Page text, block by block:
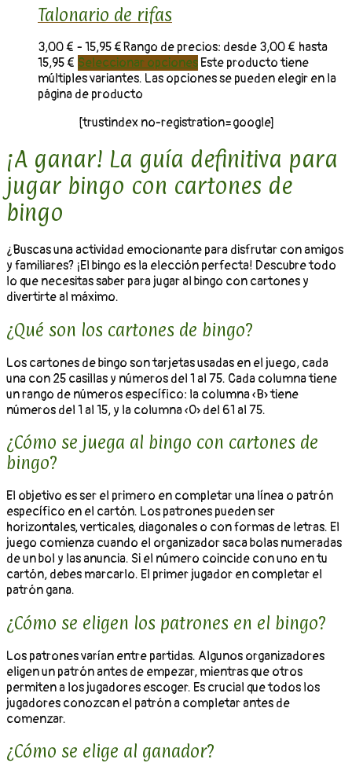
Talonario de rifas
3,00€ - 15,95€Rango de precios: desde 3,00 € hasta
15,95 € Seleccionar opciones Este producto tiene
múltiples variantes. Las opciones se pueden elegir en la
página de producto
[trustindex no-registration=google]
¡A ganar! La guía definitiva para
jugar bingo con cartones de
bingo
¿Buscas una actividad emocionante para disfrutar con amigos
y familiares? ¡El bingo es la elección perfecta! Descubre todo
lo que necesitas saber para jugar al bingo con cartones y
divertirte al máximo.
¿Qué son los cartones de bingo?
Los cartones de bingo son tarjetas usadas en el juego, cada
una con 25 casillas y números del 1 al 75. Cada columna tiene
un rango de números específico: la columna «B» tiene
números del 1 al 15, y la columna «O» del 61 al 75.
¿Cómo se juega al bingo con cartones de
bingo?
El objetivo es ser el primero en completar una línea o patrón
específico en el cartón. Los patrones pueden ser
horizontales, verticales, diagonales o con formas de letras. El
juego comienza cuando el organizador saca bolas numeradas
de un bol y las anuncia. Si el número coincide con uno en tu
cartón, debes marcarlo. El primer jugador en completar el
patrón gana.
¿Cómo se eligen los patrones en el bingo?
Los patrones varían entre partidas. Algunos organizadores
eligen un patrón antes de empezar, mientras que otros
permiten a los jugadores escoger. Es crucial que todos los
jugadores conozcan el patrón a completar antes de
comenzar.
¿Cómo se elige al ganador?